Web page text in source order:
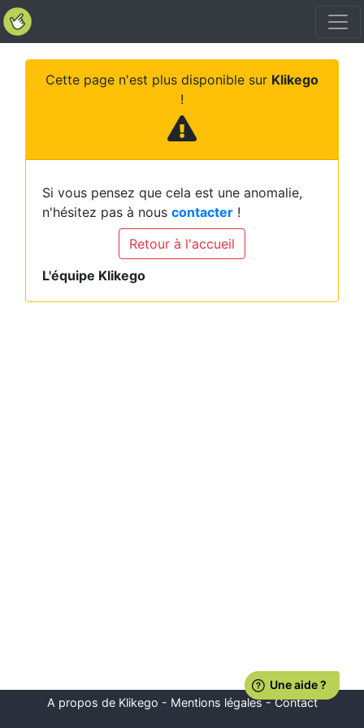
Cette page n'est plus disponible sur Klikego
!
Si vous pensez que cela est une anomalie,
n'hésitez pas à nous contacter !
Retour à l'accueil
L'équipe Klikego
A propos de Klikego - Mentions légales-Contact